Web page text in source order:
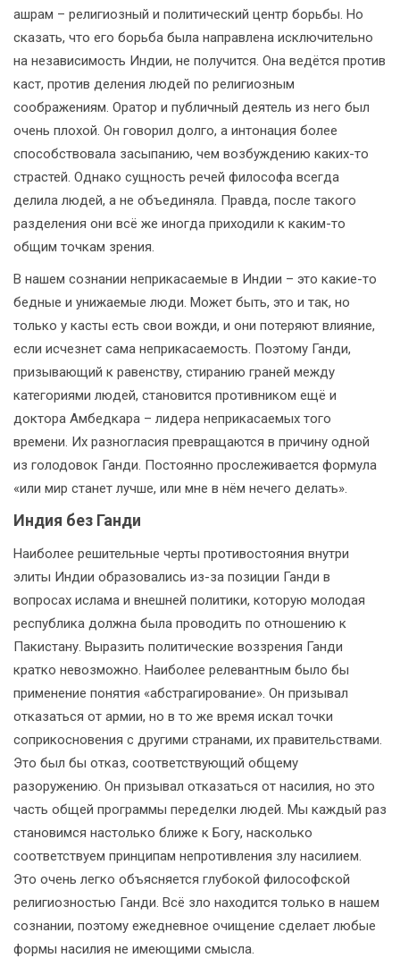
ашрам – религиозный и политический центр борьбы. Но
сказать, что его борьба была направлена исключительно
на независимость Индии, не получится. Она ведётся против
каст, против деления людей по религиозным
соображениям. Оратор и публичный деятель из него был
очень плохой. Он говорил долго, а интонация более
способствовала засыпанию, чем возбуждению каких-то
страстей. Однако сущность речей философа всегда
делила людей, а не объединяла. Правда, после такого
разделения они всё же иногда приходили к каким-то
общим точкам зрения.
В нашем сознании неприкасаемые в Индии – это какие-то
бедные и унижаемые люди. Может быть, это и так, но
только у касты есть свои вожди, и они потеряют влияние,
если исчезнет сама неприкасаемость. Поэтому Ганди,
призывающий к равенству, стиранию граней между
категориями людей, становится противником ещё и
доктора Амбедкара – лидера неприкасаемых того
времени. Их разногласия превращаются в причину одной
из голодовок Ганди. Постоянно прослеживается формула
«или мир станет лучше, или мне в нём нечего делать».
Индия без Ганди
Наиболее решительные черты противостояния внутри
элиты Индии образовались из-за позиции Ганди в
вопросах ислама и внешней политики, которую молодая
республика должна была проводить по отношению к
Пакистану. Выразить политические воззрения Ганди
кратко невозможно. Наиболее релевантным было бы
применение понятия «абстрагирование». Он призывал
отказаться от армии, но в то же время искал точки
соприкосновения с другими странами, их правительствами.
Это был бы отказ, соответствующий общему
разоружению. Он призывал отказаться от насилия, но это
часть общей программы переделки людей. Мы каждый раз
становимся настолько ближе к Богу, насколько
соответствуем принципам непротивления злу насилием.
Это очень легко объясняется глубокой философской
религиозностью Ганди. Всё зло находится только в нашем
сознании, поэтому ежедневное очищение сделает любые
формы насилия не имеющими смысла.